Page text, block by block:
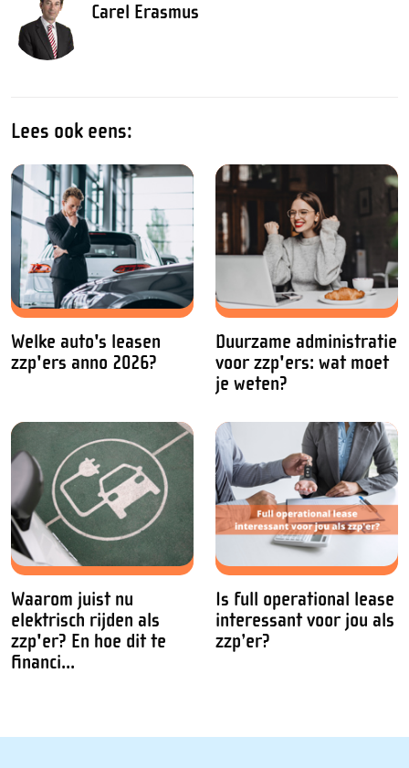
Carel Erasmus
Lees ook eens:
Welke auto's leasen
zzp'ers anno 2026?
Duurzame administratie
voor zzp'ers: wat moet
je weten?
Waarom juist nu
elektrisch rijden als
zzp'er? En hoe dit te
financi...
Is full operational lease
interessant voor jou als
zzp’er?